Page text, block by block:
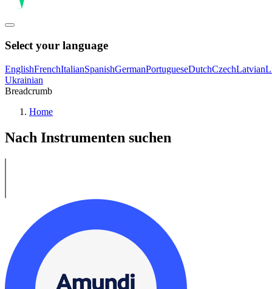
Select your language
EnglishFrenchItalianSpanishGermanPortugueseDutchCzechLatvian
Ukrainian
Breadcrumb
Home
Nach Instrumenten suchen